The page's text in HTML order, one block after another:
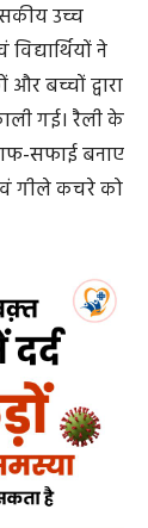
उच्च
ने
बच्चों द्वारा
गई। रैली के
सफाई बनाए
गीले कचरे को